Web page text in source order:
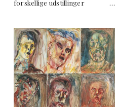
forskellige udstillinger …